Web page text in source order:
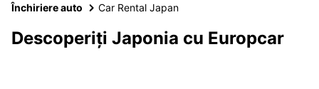
Închiriere auto Car Rental Japan
Descoperiți Japonia cu Europcar